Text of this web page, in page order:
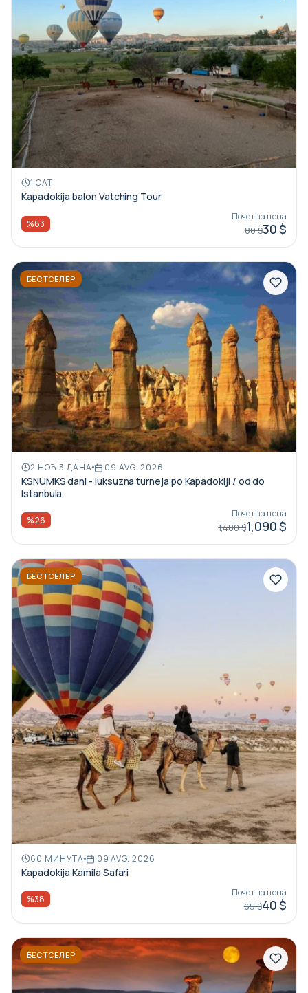
1 САТ
Kapadokija balon Vatching Tour
%63
Почетна цена
80 $30 $
БЕСТСЕЛЕР
2 НОЋ 3 ДАНА 09 AVG. 2026
KSNUMKS dani - luksuzna turneja po Kapadokiji / od do
Istanbula
%26
Почетна цена
1,480 $1,090 $
БЕСТСЕЛЕР
60 МИНУТА 09 AVG. 2026
Kapadokija Kamila Safari
%38
Почетна цена
65 $40 $
БЕСТСЕЛЕР